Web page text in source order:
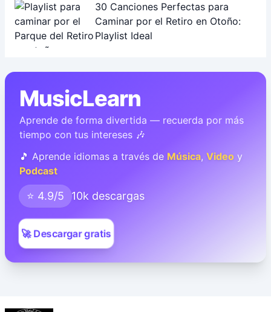
30 Canciones Perfectas para
Caminar por el Retiro en Otoño:
Playlist Ideal
MusicLearn
Aprende de forma divertida — recuerda por más
tiempo con tus intereses 🎶
🎵 Aprende idiomas a través de Música, Video y
Podcast
⭐ 4.9/5 10k descargas
🚀 Descargar gratis